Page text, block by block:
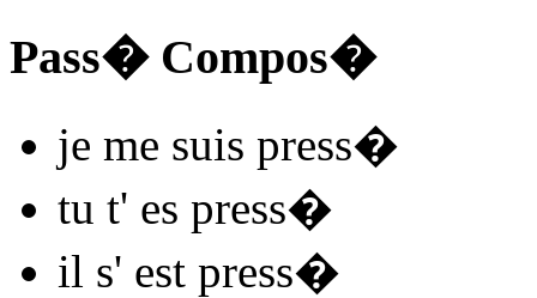
Pass� Compos�
je me suis press�
tu t' es press�
il s' est press�